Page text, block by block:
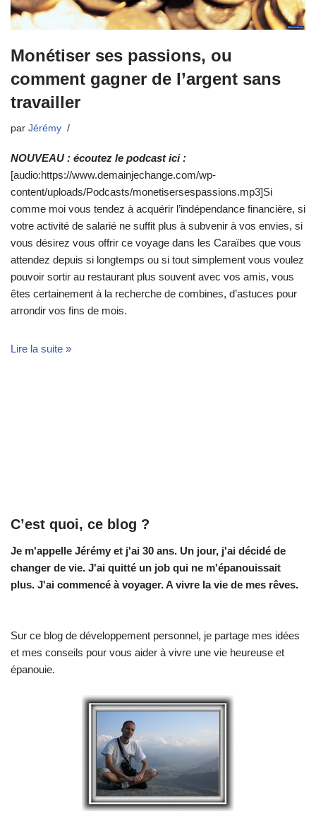
Monétiser ses passions, ou
comment gagner de l’argent sans
travailler
par Jérémy
NOUVEAU : écoutez le podcast ici :
[audio:https://www.demainjechange.com/wp-
content/uploads/Podcasts/monetisersespassions.mp3]Si
comme moi vous tendez à acquérir l’indépendance financière, si
votre activité de salarié ne suffit plus à subvenir à vos envies, si
vous désirez vous offrir ce voyage dans les Caraïbes que vous
attendez depuis si longtemps ou si tout simplement vous voulez
pouvoir sortir au restaurant plus souvent avec vos amis, vous
êtes certainement à la recherche de combines, d’astuces pour
arrondir vos fins de mois.
Lire la suite »
C’est quoi, ce blog ?
Je m'appelle Jérémy et j'ai 30 ans. Un jour, j'ai décidé de
changer de vie. J'ai quitté un job qui ne m'épanouissait
plus. J'ai commencé à voyager. A vivre la vie de mes rêves.
Sur ce blog de développement personnel, je partage mes idées
et mes conseils pour vous aider à vivre une vie heureuse et
épanouie.